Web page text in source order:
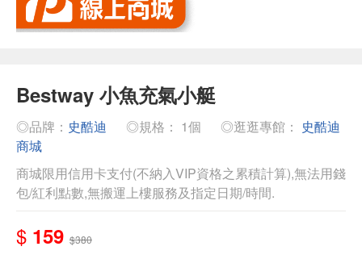
Bestway 小魚充氣小艇
◎品牌： 史酷迪 ◎規格： 1個 ◎逛逛專館： 史酷迪
商城
商城限用信用卡支付(不納入VIP資格之累積計算),無法用錢
包/紅利點數,無搬運上樓服務及指定日期/時間.
$ 159 $380